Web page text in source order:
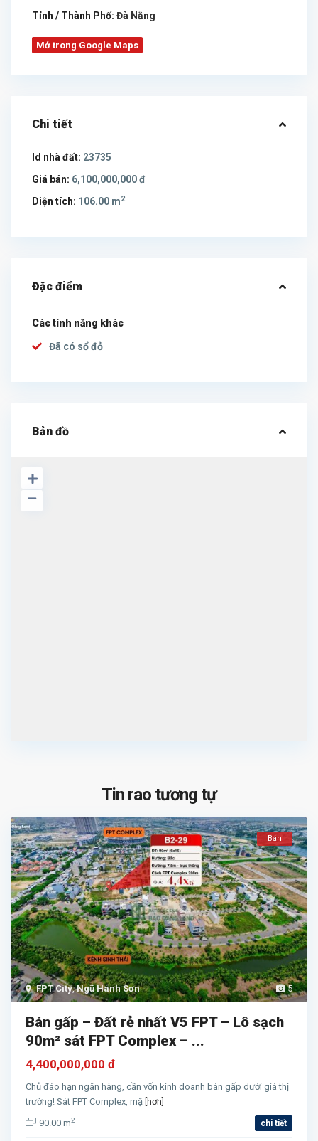
Tỉnh / Thành Phố: Đà Nẵng
Mở trong Google Maps
Chi tiết
Id nhà đất: 23735
Giá bán: 6,100,000,000 đ
Diện tích: 106.00 m2
Đặc điểm
Các tính năng khác
Đã có sổ đỏ
Bản đồ
Tin rao tương tự
5
FPT City,Ngũ Hành Sơn
Bán
Bán gấp – Đất rẻ nhất V5 FPT – Lô sạch
90m² sát FPT Complex – ...
4,400,000,000 đ
Chủ đáo hạn ngân hàng, cần vốn kinh doanh bán gấp dưới giá thị
trường! Sát FPT Complex, mặ [hơn]
90.00 m2 chi tiết